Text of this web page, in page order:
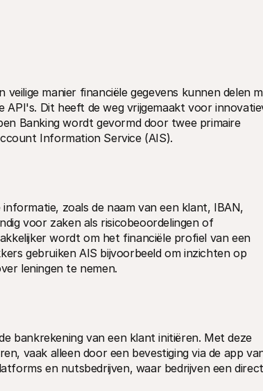
manier financiële gegevens kunnen delen
API's. Dit heeft de weg vrijgemaakt voor
Banking wordt gevormd door twee primaire
Information Service (AIS).
zoals de naam van een klant, IBAN,
voor zaken als risicobeoordelingen of
wordt om het financiële profiel van een
gebruiken AIS bijvoorbeeld om inzichten op
leningen te nemen.
bankrekening van een klant initiëren. Met deze
vaak alleen door een bevestiging via de app
en nutsbedrijven, waar bedrijven een